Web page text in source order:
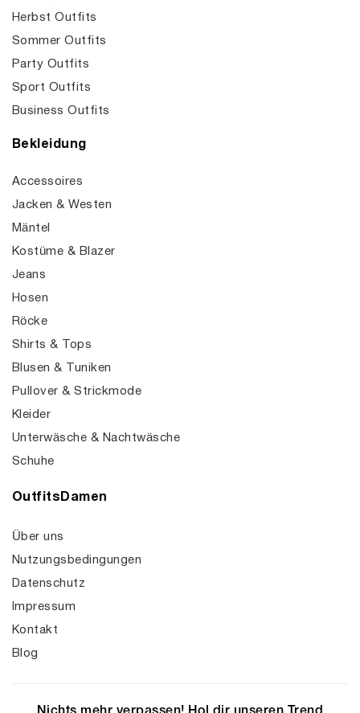
Herbst Outfits
Sommer Outfits
Party Outfits
Sport Outfits
Business Outfits
Bekleidung
Accessoires
Jacken & Westen
Mäntel
Kostüme & Blazer
Jeans
Hosen
Röcke
Shirts & Tops
Blusen & Tuniken
Pullover & Strickmode
Kleider
Unterwäsche & Nachtwäsche
Schuhe
OutfitsDamen
Über uns
Nutzungsbedingungen
Datenschutz
Impressum
Kontakt
Blog